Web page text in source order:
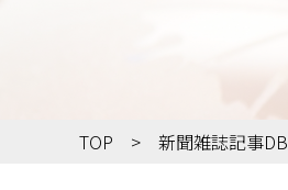
TOP 新聞雑誌記事DB